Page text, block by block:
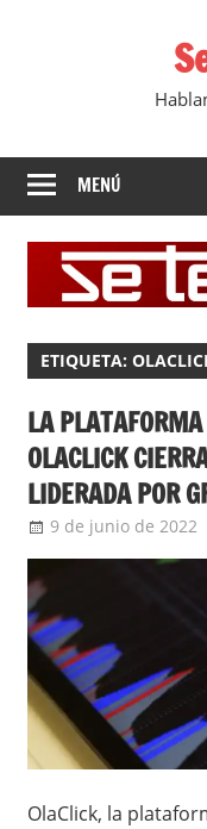
MENÚ
ETIQUETA:
LA
OLACLICK
LIDERADA POR
9 de junio de 2022
OlaClick, la